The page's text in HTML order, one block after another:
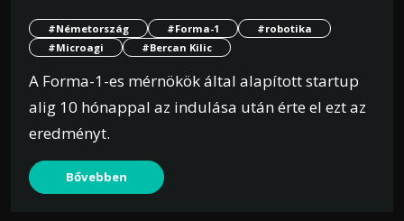
#Németország #Forma-1
#robotika
#Microagi
#Bercan Kilic
A Forma-1-es mérnökök által alapított startup
alig 10 hónappal az indulása után érte el ezt az
eredményt.
Bővebben